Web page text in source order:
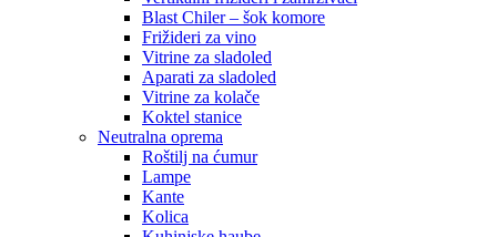
Blast Chiler – šok komore
Frižideri za vino
Vitrine za sladoled
Aparati za sladoled
Vitrine za kolače
Koktel stanice
Neutralna oprema
Roštilj na ćumur
Lampe
Kante
Kolica